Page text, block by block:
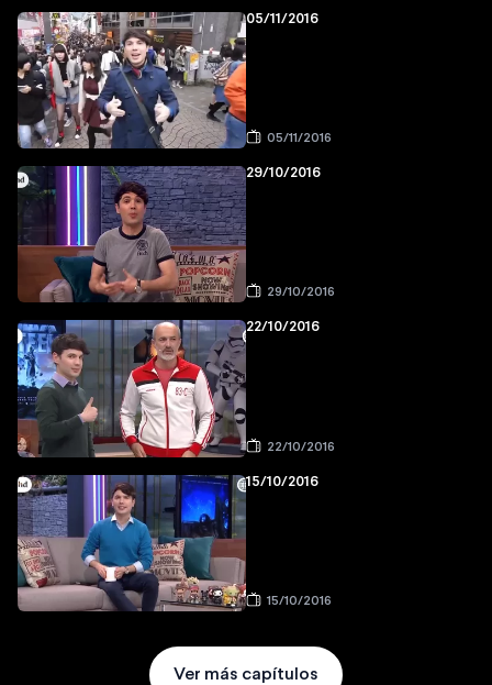
05/11/2016
05/11/2016
29/10/2016
29/10/2016
22/10/2016
22/10/2016
15/10/2016
15/10/2016
Ver más capítulos